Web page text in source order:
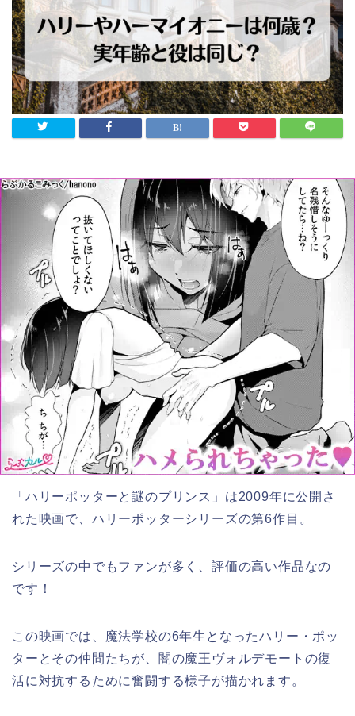
「ハリーポッターと謎のプリンス」は2009年に公開さ
れた映画で、ハリーポッターシリーズの第6作目。
シリーズの中でもファンが多く、評価の高い作品なの
です！
この映画では、魔法学校の6年生となったハリー・ポッ
ターとその仲間たちが、闇の魔王ヴォルデモートの復
活に対抗するために奮闘する様子が描かれます。